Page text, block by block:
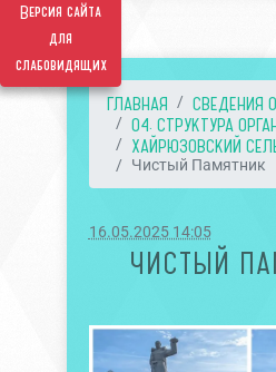
Версия сайта
для
слабовидящих
ГЛАВНАЯ
СВЕДЕНИЯ
04. СТРУКТУРА
ХАЙРЮЗОВСКИЙ
Чистый Памятник
16.05.2025 14:05
ЧИСТЫЙ